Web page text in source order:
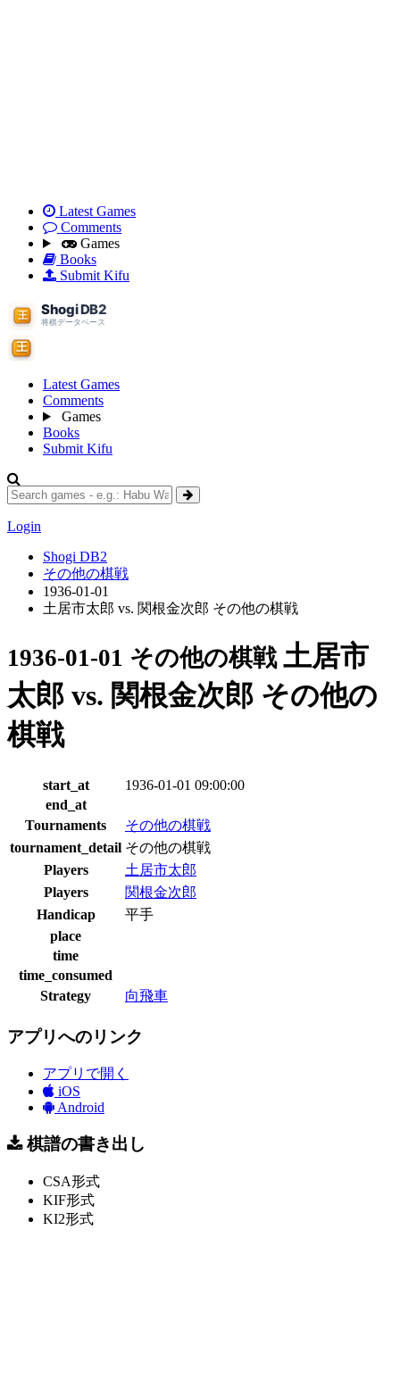
Latest Games
Comments
Games
Books
Submit Kifu
Latest Games
Comments
Games
Books
Submit Kifu
Login
Shogi DB2
その他の棋戦
1936-01-01
土居市太郎 vs. 関根金次郎 その他の棋戦
1936-01-01 その他の棋戦 土居市
太郎 vs. 関根金次郎 その他の
棋戦
start_at
1936-01-01 09:00:00
end_at
Tournaments
その他の棋戦
tournament_detail その他の棋戦
Players
土居市太郎
Players
関根金次郎
Handicap
平手
place
time
time_consumed
Strategy
向飛車
アプリへのリンク
アプリで開く
iOS
Android
棋譜の書き出し
CSA形式
KIF形式
KI2形式